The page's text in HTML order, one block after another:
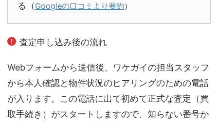
る（ Googleの口コミより要約）
査定申し込み後の流れ
Webフォームから送信後、ワケガイの担当スタッフ
から本人確認と物件状況のヒアリングのための電話
が入ります。この電話に出て初めて正式な査定（買
取手続き）がスタートしますので、知らない番号か